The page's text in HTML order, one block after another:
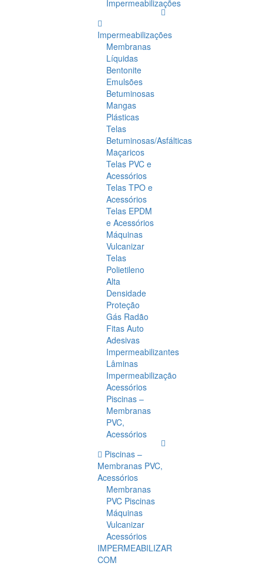
Impermeabilizações
Impermeabilizações
Membranas
Líquidas
Bentonite
Emulsões
Betuminosas
Mangas
Plásticas
Telas
Betuminosas/Asfálticas
Maçaricos
Telas PVC e
Acessórios
Telas TPO e
Acessórios
Telas EPDM
e Acessórios
Máquinas
Vulcanizar
Telas
Polietileno
Alta
Densidade
Proteção
Gás Radão
Fitas Auto
Adesivas
Impermeabilizantes
Lâminas
Impermeabilização
Acessórios
Piscinas –
Membranas
PVC,
Acessórios
Piscinas –
Membranas PVC,
Acessórios
Membranas
PVC Piscinas
Máquinas
Vulcanizar
Acessórios
IMPERMEABILIZAR
COM